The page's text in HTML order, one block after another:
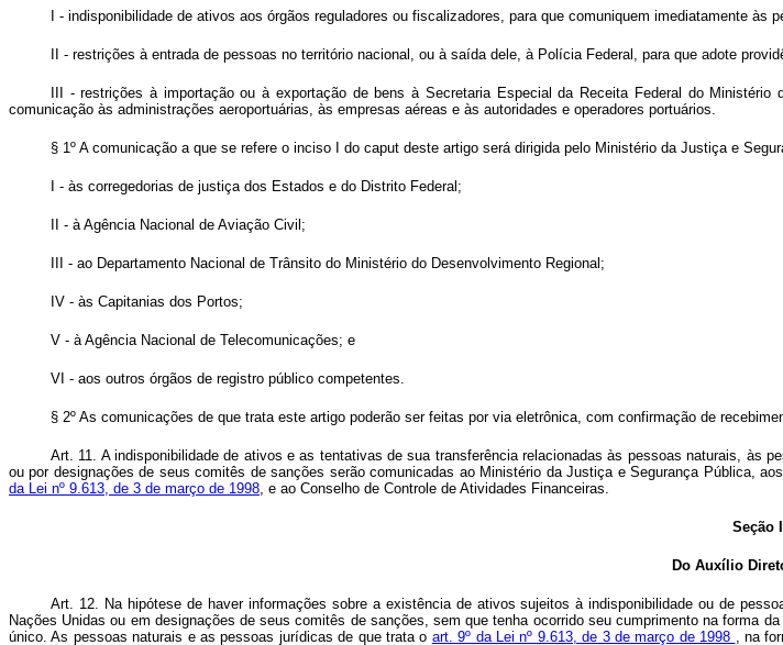
I - indisponibilidade de ativos aos órgãos reguladores ou fiscalizadores, para que comuniquem imediatamente às
II - restrições à entrada de pessoas no território nacional, ou à saída dele, à Polícia Federal, para que adote
III - restrições à importação ou à exportação de bens à Secretaria Especial da Receita Federal do
comunicação às administrações aeroportuárias, às empresas aéreas e às autoridades e operadores portuários.
§ 1º A comunicação a que se refere o inciso I do caput deste artigo será dirigida pelo Ministério da Justiça e
I - às corregedorias de justiça dos Estados e do Distrito Federal;
II - à Agência Nacional de Aviação Civil;
III - ao Departamento Nacional de Trânsito do Ministério do Desenvolvimento Regional;
IV - às Capitanias dos Portos;
V - à Agência Nacional de Telecomunicações; e
VI - aos outros órgãos de registro público competentes.
§ 2º As comunicações de que trata este artigo poderão ser feitas por via eletrônica, com confirmação de
Art. 11. A indisponibilidade de ativos e as tentativas de sua transferência relacionadas às pessoas naturais, às
ou por designações de seus comitês de sanções serão comunicadas ao Ministério da Justiça e Segurança Pública,
da Lei nº 9.613, de 3 de março de 1998, e ao Conselho de Controle de Atividades Financeiras.
Seção II
Do Auxílio
Art. 12. Na hipótese de haver informações sobre a existência de ativos sujeitos à indisponibilidade ou de
Nações Unidas ou em designações de seus comitês de sanções, sem que tenha ocorrido seu cumprimento na forma
único. As pessoas naturais e as pessoas jurídicas de que trata o art. 9º da Lei nº 9.613, de 3 de março de 1998 , na